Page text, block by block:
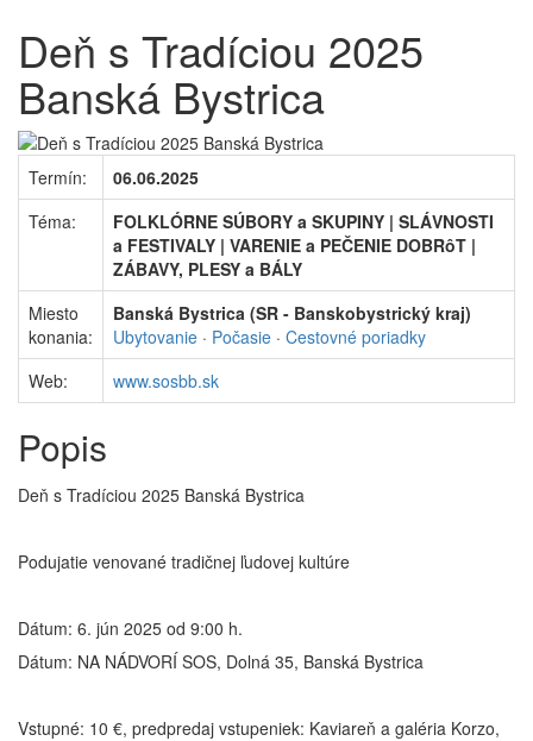
Deň s Tradíciou 2025
Banská Bystrica
Termín:
06.06.2025
Téma:
FOLKLÓRNE SÚBORY a SKUPINY | SLÁVNOSTI
a FESTIVALY | VARENIE a PEČENIE DOBRôT |
ZÁBAVY, PLESY a BÁLY
Miesto
konania:
Banská Bystrica (SR - Banskobystrický kraj)
Ubytovanie · Počasie · Cestovné poriadky
Web:
www.sosbb.sk
Popis
Deň s Tradíciou 2025 Banská Bystrica
Podujatie venované tradičnej ľudovej kultúre
Dátum: 6. jún 2025 od 9:00 h.
Dátum: NA NÁDVORÍ SOS, Dolná 35, Banská Bystrica
Vstupné: 10 €, predpredaj vstupeniek: Kaviareň a galéria Korzo,